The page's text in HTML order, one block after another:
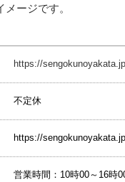
ージです。
https://
不定休
https://
営業時間：10時00～16時